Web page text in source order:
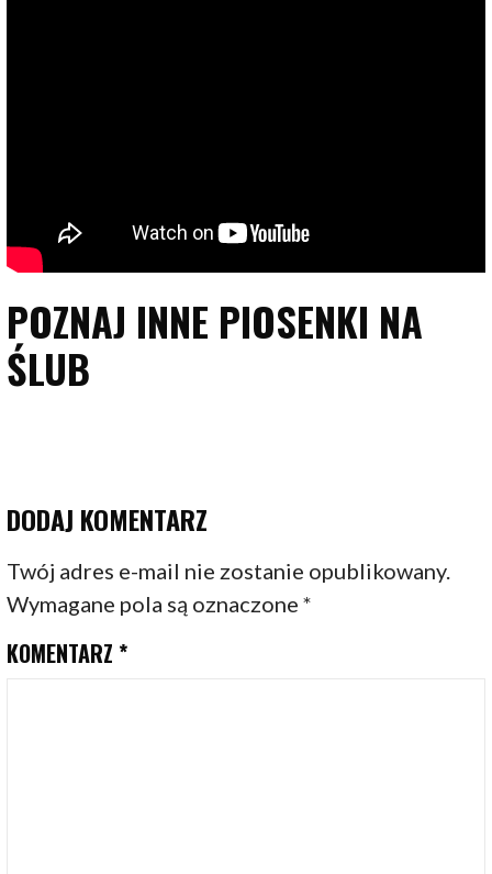
POZNAJ INNE PIOSENKI NA
ŚLUB
DODAJ KOMENTARZ
Twój adres e-mail nie zostanie opublikowany.
Wymagane pola są oznaczone*
KOMENTARZ *